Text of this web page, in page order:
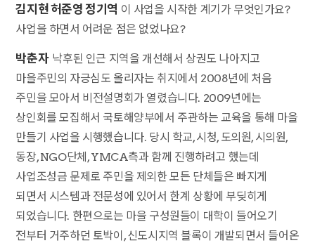
김지현 허준영 정기역 이 사업을 시작한 계기가 무엇인가요?
사업을 하면서 어려운 점은 없었나요?
박춘자 낙후된 인근 지역을 개선해서 상권도 나아지고
마을주민의 자긍심도 올리자는 취지에서 2008년에 처음
주민을 모아서 비전설명회가 열렸습니다. 2009년에는
상인회를 모집해서 국토해양부에서 주관하는 교육을 통해 마을
만들기 사업을 시행했습니다. 당시 학교, 시청, 도의원, 시의원,
동장, NGO단체, YMCA측과 함께 진행하려고 했는데
사업조성금 문제로 주민을 제외한 모든 단체들은 빠지게
되면서 시스템과 전문성에 있어서 한계 상황에 부딪히게
되었습니다. 한편으로는 마을 구성원들이 대학이 들어오기
전부터 거주하던 토박이, 신도시지역 블록이 개발되면서 들어온